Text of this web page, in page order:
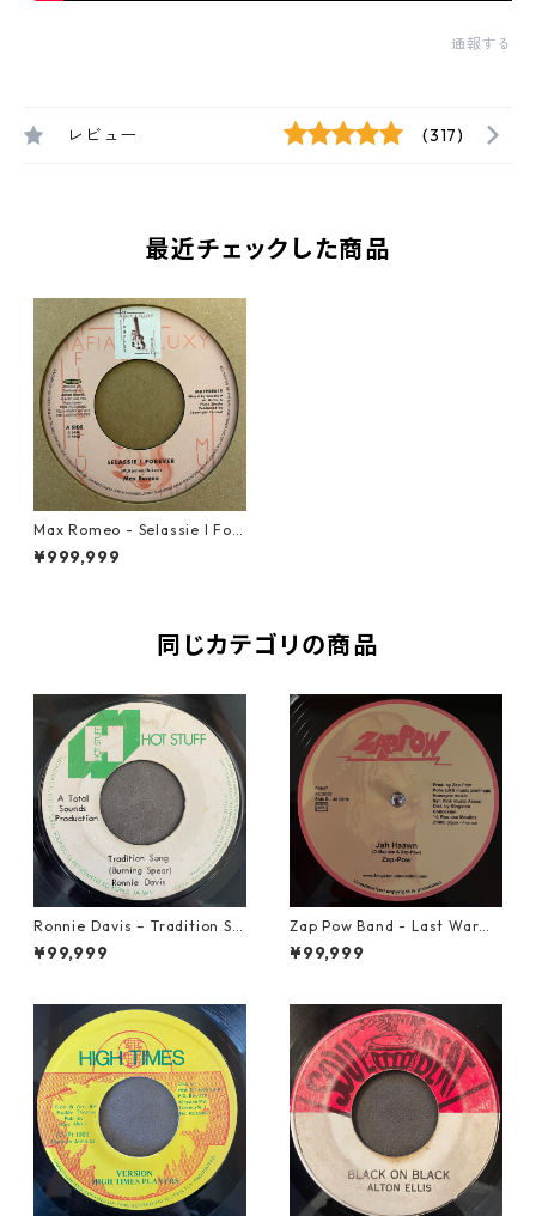
通報する
レビュー (317)
最近チェックした商品
Max Romeo - Selassie I For
ever【7-21477】
¥999,999
同じカテゴリの商品
Ronnie Davis – Tradition So
ng【7-22003】
¥99,999
Zap Pow Band - Last War【1
2-50056】
¥99,999